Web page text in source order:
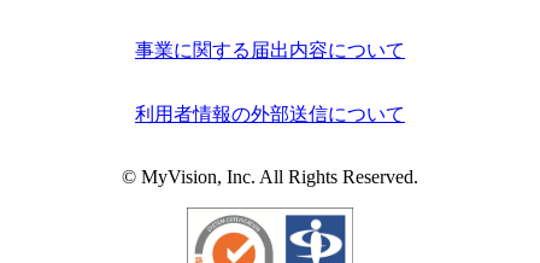
事業に関する届出内容について
利用者情報の外部送信について
© MyVision, Inc. All Rights Reserved.